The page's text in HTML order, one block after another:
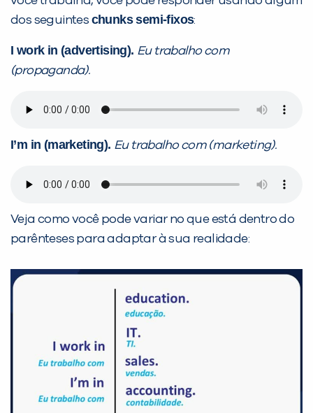
dos seguintes chunks semi-fixos:
I work in (advertising). Eu trabalho com
(propaganda).
I’m in (marketing). Eu trabalho com (marketing).
Veja como você pode variar no que está dentro do
parênteses para adaptar à sua realidade: